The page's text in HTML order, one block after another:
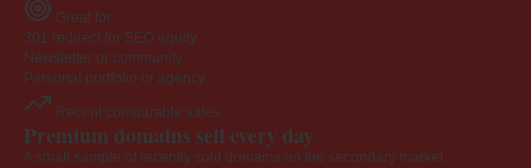
Great for
301 redirect for SEO equity
Newsletter or community
Personal portfolio or agency
Recent comparable sales
Premium domains sell every day
A small sample of recently sold domains on the secondary market.